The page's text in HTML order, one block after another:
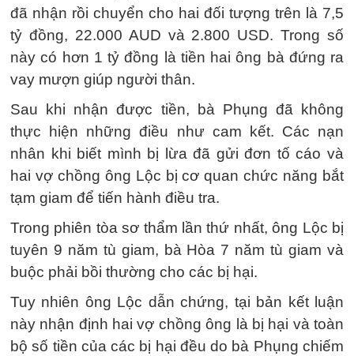
đã nhận rồi chuyển cho hai đối tượng trên là 7,5
tỷ đồng, 22.000 AUD và 2.800 USD. Trong số
này có hơn 1 tỷ đồng là tiền hai ông bà đứng ra
vay mượn giúp người thân.
Sau khi nhận được tiền, bà Phụng đã không
thực hiện những điều như cam kết. Các nạn
nhân khi biết mình bị lừa đã gửi đơn tố cáo và
hai vợ chồng ông Lộc bị cơ quan chức năng bắt
tạm giam để tiến hành điều tra.
Trong phiên tòa sơ thẩm lần thứ nhất, ông Lộc bị
tuyên 9 năm tù giam, bà Hòa 7 năm tù giam và
buộc phải bồi thường cho các bị hại.
Tuy nhiên ông Lộc dẫn chứng, tại bản kết luận
này nhận định hai vợ chồng ông là bị hại và toàn
bộ số tiền của các bị hại đều do bà Phụng chiếm